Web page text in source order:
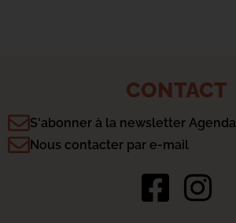
CONTACT
S'abonner à la newsletter Agenda
Nous contacter par e-mail